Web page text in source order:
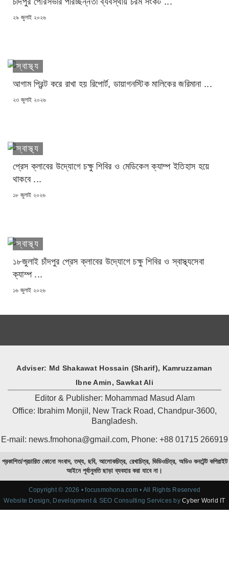
POSTED
২৯ জুলাই ২০২৬
স্বাস্থ্য
আগাম প্রিন্ট করে রাখা হয় রিপোর্ট, ডায়াগনস্টিক মালিকের জরিমানা ...
POSTED
২৩ জুলাই ২০২৬
স্বাস্থ্য
প্রেস ক্লাবের উদ্যোগে চক্ষু শিবির ও মেডিকেল ক্যাম্প ইতিহাস হয়ে
থাকবে ...
POSTED
১৮ জুলাই ২০২৬
স্বাস্থ্য
১৮জুলাই চাঁদপুর প্রেস ক্লাবের উদ্যোগে চক্ষু শিবির ও স্বাস্থ্যসেবা
ক্যাম্প ...
POSTED
১৬ জুলাই ২০২৬
Adviser: Md Shakawat Hossain (Sharif), Kamruzzaman
Ibne Amin, Sawkat Ali
Editor & Publisher: Mohammad Masud Alam
Office: Ibrahim Monjil, New Track Road, Chandpur-3600,
Bangladesh.
E-mail: news.fmohona@gmail.com, Phone: +88 01715 266919
প্রকাশিত/প্রচারিত কোনো সংবাদ, তথ্য, ছবি, আলোকচিত্র, রেখাচিত্র, ভিডিওচিত্র, অডিও কনটেন্ট কপিরাইট
আইনে পূর্বানুমতি ছাড়া ব্যবহার করা যাবে না।
Copyright © 2026 • focusmohona.com • All Rights Reserved
Website Design, Development & SEO Consulting Services byCyber World IT